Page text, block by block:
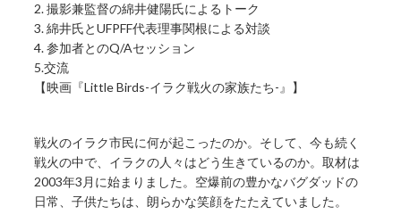
2. 撮影兼監督の綿井健陽氏によるトーク
3. 綿井氏とUFPFF代表理事関根による対談
4. 参加者とのQ/Aセッション
5.交流
【映画『Little Birds-イラク戦火の家族たち-』】
戦火のイラク市民に何が起こったのか。そして、今も続く
戦火の中で、イラクの人々はどう生きているのか。取材は
2003年3月に始まりました。空爆前の豊かなバグダッドの
日常、子供たちは、朗らかな笑顔をたたえていました。